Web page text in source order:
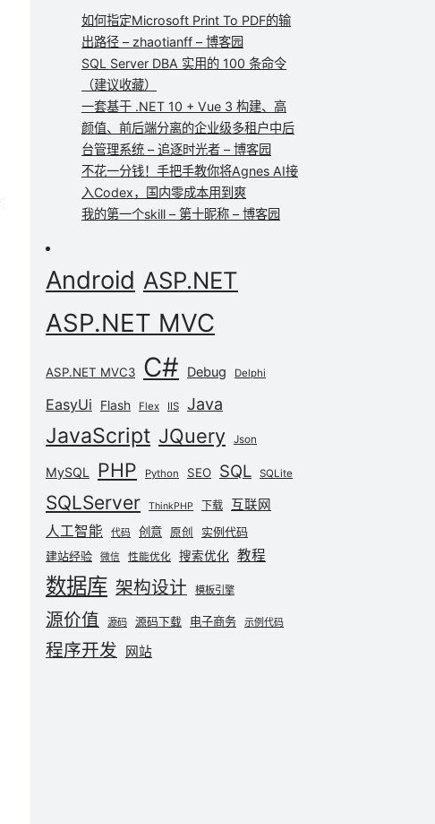
如何指定Microsoft Print To PDF的输
出路径 – zhaotianff – 博客园
SQL Server DBA 实用的 100 条命令
（建议收藏）
一套基于 .NET 10 + Vue 3 构建、高
颜值、前后端分离的企业级多租户中后
台管理系统 – 追逐时光者 – 博客园
不花一分钱！手把手教你将Agnes AI接
入Codex，国内零成本用到爽
我的第一个skill – 第十昵称 – 博客园
Android ASP.NET
ASP.NET MVC
ASP.NET MVC3 C# Debug Delphi
EasyUi Flash Flex IIS Java
JavaScript JQuery Json
MySQL PHP Python SEO SQL SQLite
SQLServer ThinkPHP 下载 互联网
人工智能 代码 创意 原创
实例代码
建站经验
微信 性能优化 搜索优化 教程
数据库 架构设计 模板引擎
源价值 源码 源码下载 电子商务 示例代码
程序开发 网站